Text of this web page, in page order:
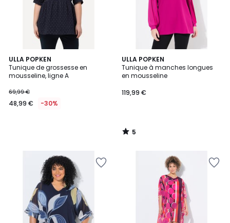
ULLA POPKEN
Tunique de grossesse en
mousseline, ligne A
69,99 €
48,99 € -30%
ULLA POPKEN
Tunique à manches longues
en mousseline
119,99 €
5
/
5
5
/